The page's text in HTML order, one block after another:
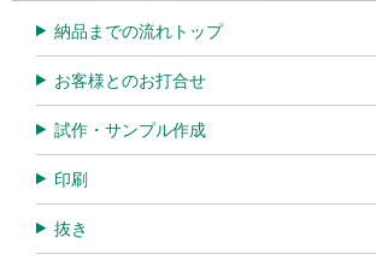
納品までの流れトップ
お客様とのお打合せ
試作・サンプル作成
印刷
抜き